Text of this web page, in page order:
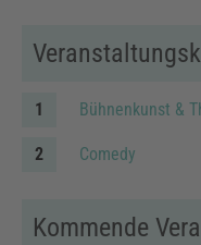
Bühnenkunst &
Comedy
Kommende